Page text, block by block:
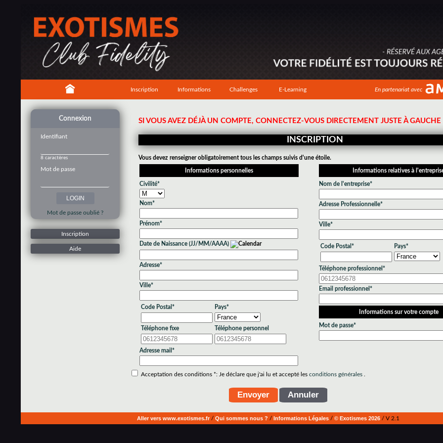
Inscription Informations Challenges E-Learning En partenariat avec
Connexion
Identifiant
8 caractères
Mot de passe
Mot de passe oublié ?
Inscription
Aide
SI VOUS AVEZ DÉJÀ UN COMPTE, CONNECTEZ-VOUS DIRECTEMENT JUSTE À GAUCHE
INSCRIPTION
Vous devez renseigner obligatoirement tous les champs suivis d'une étoile.
Informations personnelles
Civilité*
Nom*
Prénom*
Date de Naissance (JJ/MM/AAAA)
Adresse*
Ville*
Code Postal* Pays*
Téléphone fixe Téléphone personnel
Adresse mail*
Informations relatives à
Nom de l'entreprise*
Adresse Professionnelle*
Ville*
Code Postal* Pays*
Téléphone professionnel*
Email professionnel*
Informations sur votre compte
Mot de passe*
Acceptation des conditions *: Je déclare que j'ai lu et accepté les conditions générales
Aller vers www.exotismes.fr/ Qui sommes nous ? / Informations Légales/ © Exotismes 2026/ V 2.1